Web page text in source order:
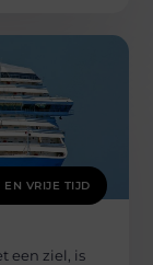
EN VRIJE TIJD
een ziel, is